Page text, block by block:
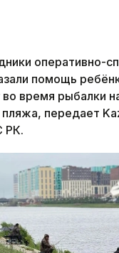
оперативно-
помощь
во время рыбалки
передает
РК.